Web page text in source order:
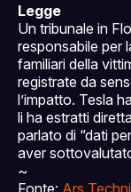
Legge
Un tribunale in
responsabile per
familiari della
registrate da
l’impatto. Tesla
li ha estratti
parlato di “dati
aver
~
Fonte: Ars